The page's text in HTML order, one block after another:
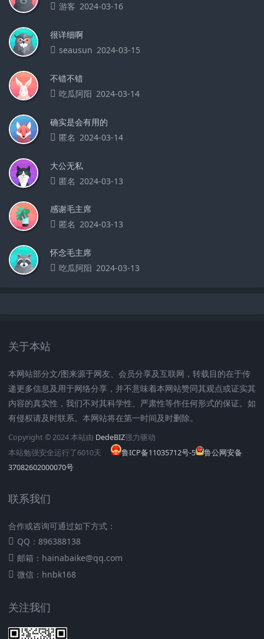
游客 2024-03-16
很详细啊
seausun 2024-03-15
不错不错
吃瓜阿阳 2024-03-14
确实是会有用的
匿名 2024-03-14
大公无私
匿名 2024-03-13
感谢毛主席
匿名 2024-03-13
怀念毛主席
吃瓜阿阳 2024-03-13
关于本站
本网站部分文/图来源于网友、会员分享及互联网，转载目的在于传
递更多信息及用于网络分享，并不意味着本网站赞同其观点或证实其
内容的真实性，我们不对其科学性、严肃性等作任何形式的保证。如
有侵权请及时联系。本网站将在第一时间及时删除。
Copyright © 2024 本站由 DedeBIZ强力驱动
本站勉强安全运行了6010天 鲁ICP备11035712号-5
鲁公网安备
37082602000070号
联系我们
合作或咨询可通过如下方式：
QQ：896388138
邮箱：hainabaike@qq.com
微信：hnbk168
关注我们